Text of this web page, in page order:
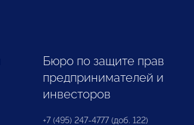
Бюро по защите прав
предпринимателей и
инвесторов
+7 (495) 247-4777 (доб. 122)